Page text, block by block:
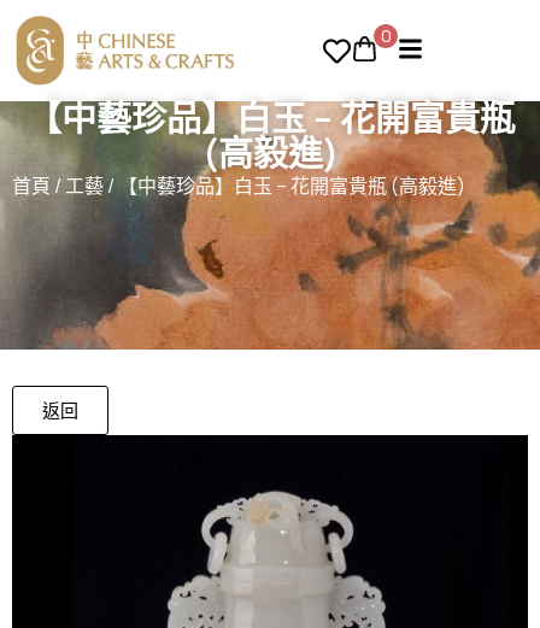
0
【中藝珍品】白玉 – 花開富貴瓶
(高毅進)
首頁 /工藝/ 【中藝珍品】白玉 – 花開富貴瓶 (高毅進)
返回